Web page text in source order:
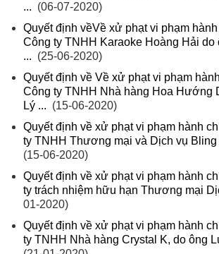
... (06-07-2020)
Quyết định vềVề xử phạt vi phạm
Công ty TNHH Karaoke Hoàng Hải do
... (25-06-2020)
Quyết định về Về xử phạt vi phạm
Công ty TNHH Nhà hàng Hoa Hướng
Lý ... (15-06-2020)
Quyết định về xử phạt vi phạm hành
ty TNHH Thương mại và Dịch vụ Bling
(15-06-2020)
Quyết định về xử phạt vi phạm hành
ty trách nhiệm hữu hạn Thương mại
01-2020)
Quyết định về xử phạt vi phạm hành
ty TNHH Nhà hàng Crystal K, do ông